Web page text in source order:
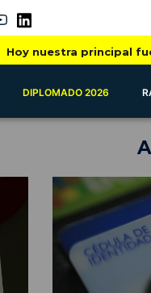
Hoy nuestra principal
DIPLOMADO 2026